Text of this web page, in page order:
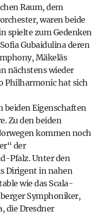
Raum, dem
waren beide
spielte zum Gedenken
Gubaidulina deren
Mäkeläs
nächstens wieder
Philharmonic hat sich
beiden Eigenschaften
Zu den beiden
kommen noch
der
Pfalz. Unter den
Dirigent in nahen
wie das Scala-
Symphoniker,
die Dresdner